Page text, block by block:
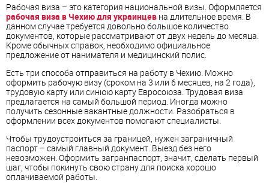
Рабочая виза – это категория национальной визы. Оформляется
рабочая виза в Чехию для украинцев на длительное время. В
данном случае требуется довольно большое количество
документов, которые рассматривают от двух недель до месяца.
Кроме обычных справок, необходимо официальное
предложение от нанимателя и медицинский полис.
Есть три способа отправиться на работу в Чехию. Можно
оформить рабочую визу (сроком на 3 или 6 месяцев, на 2 года),
трудовую карту или синюю карту Евросоюза. Трудовая виза
предлагается на самый большой период. Иногда можно
получить сезонные вакантные должности. Разобраться в
оформлении всех документов помогают специалисты.
Чтобы трудоустроиться за границей, нужен заграничный
паспорт – самый главный документ. Выезд без него
невозможен. Оформить загранпаспорт, значит, сделать первый
шаг, чтобы покинуть свою страну для поиска хорошо
оплачиваемой работы.